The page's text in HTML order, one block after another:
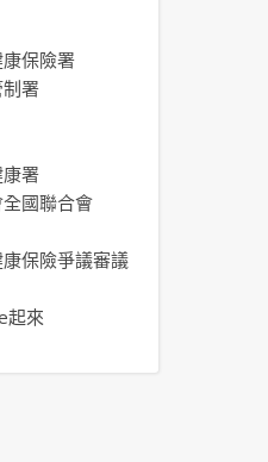
保險署
署
署
國聯合會
保險爭議審議
起來